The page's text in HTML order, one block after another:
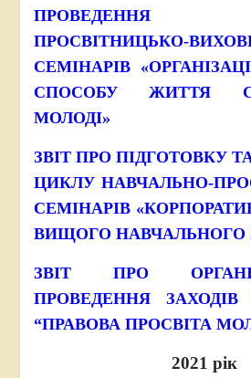
ПРОСВІТНИЦЬКО-
СЕМІНАРІВ
СПОСОБУ ЖИТТЯ
МОЛОДІ»
ЗВІТ ПРО ПІДГОТОВКУ
ЦИКЛУ НАВЧАЛЬНО-
СЕМІНАРІВ
ВИЩОГО НАВЧАЛЬНОГО
ЗВІТ ПРО
ПРОВЕДЕННЯ
“ПРАВОВА ПРОСВІТА
2021 рік